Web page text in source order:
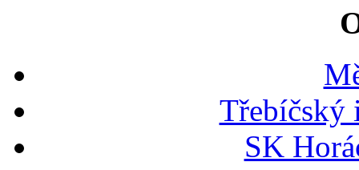
Třebíčský
SK